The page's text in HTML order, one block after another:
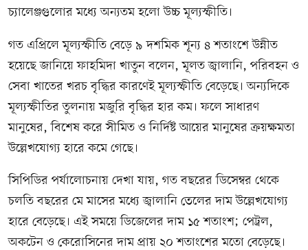
চ্যালেঞ্জগুলোর মধ্যে অন্যতম হলো উচ্চ মূল্যস্ফীতি।
গত এপ্রিলে মূল্যস্ফীতি বেড়ে ৯ দশমিক শূন্য ৪ শতাংশে উন্নীত
হয়েছে জানিয়ে ফাহমিদা খাতুন বলেন, মূলত জ্বালানি, পরিবহন ও
সেবা খাতের খরচ বৃদ্ধির কারণেই মূল্যস্ফীতি বেড়েছে। অন্যদিকে
মূল্যস্ফীতির তুলনায় মজুরি বৃদ্ধির হার কম। ফলে সাধারণ
মানুষের, বিশেষ করে সীমিত ও নির্দিষ্ট আয়ের মানুষের ক্রয়ক্ষমতা
উল্লেখযোগ্য হারে কমে গেছে।
সিপিডির পর্যালোচনায় দেখা যায়, গত বছরের ডিসেম্বর থেকে
চলতি বছরের মে মাসের মধ্যে জ্বালানি তেলের দাম উল্লেখযোগ্য
হারে বেড়েছে। এই সময়ে ডিজেলের দাম ১৫ শতাংশ; পেট্রল,
অকটেন ও কেরোসিনের দাম প্রায় ২০ শতাংশের মতো বেড়েছে।